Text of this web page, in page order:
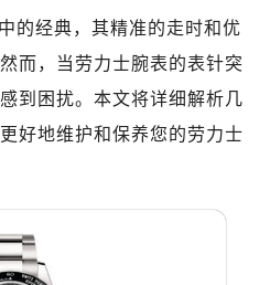
的经典，其精准的走时和优
而，当劳力士腕表的表针突
到困扰。本文将详细解析几
好地维护和保养您的劳力士